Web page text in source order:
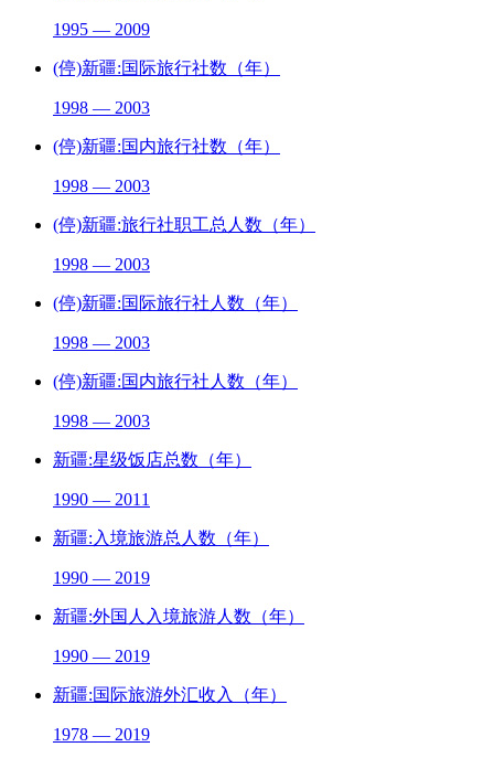
1995 — 2009
(停)新疆:国际旅行社数（年）
1998 — 2003
(停)新疆:国内旅行社数（年）
1998 — 2003
(停)新疆:旅行社职工总人数（年）
1998 — 2003
(停)新疆:国际旅行社人数（年）
1998 — 2003
(停)新疆:国内旅行社人数（年）
1998 — 2003
新疆:星级饭店总数（年）
1990 — 2011
新疆:入境旅游总人数（年）
1990 — 2019
新疆:外国人入境旅游人数（年）
1990 — 2019
新疆:国际旅游外汇收入（年）
1978 — 2019